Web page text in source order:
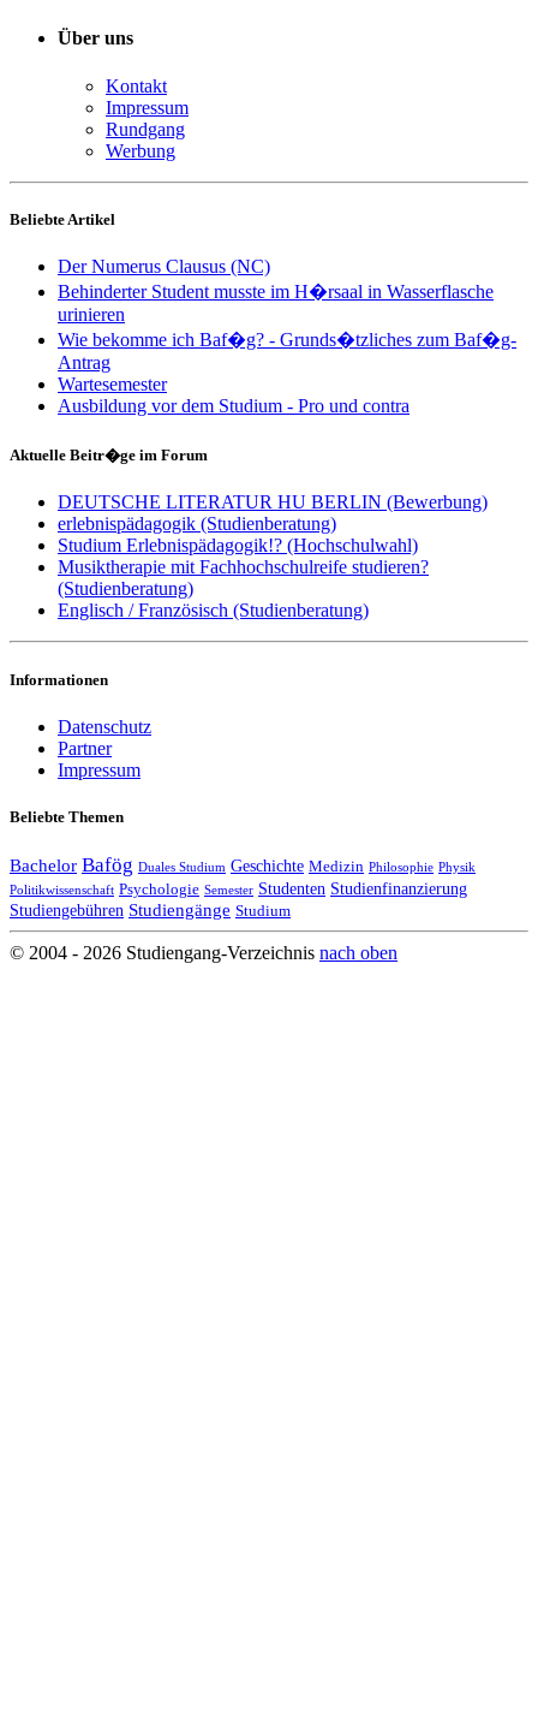
Über uns
Kontakt
Impressum
Rundgang
Werbung
Beliebte Artikel
Der Numerus Clausus (NC)
Behinderter Student musste im H�rsaal in Wasserflasche
urinieren
Wie bekomme ich Baf�g? - Grunds�tzliches zum Baf�g-
Antrag
Wartesemester
Ausbildung vor dem Studium - Pro und contra
Aktuelle Beitr�ge im Forum
DEUTSCHE LITERATUR HU BERLIN (Bewerbung)
erlebnispädagogik (Studienberatung)
Studium Erlebnispädagogik!? (Hochschulwahl)
Musiktherapie mit Fachhochschulreife studieren?
(Studienberatung)
Englisch / Französisch (Studienberatung)
Informationen
Datenschutz
Partner
Impressum
Beliebte Themen
Bachelor Bafög Duales Studium Geschichte Medizin Philosophie Physik
Politikwissenschaft Psychologie Semester Studenten Studienfinanzierung
Studiengebühren Studiengänge Studium
© 2004 - 2026 Studiengang-Verzeichnis nach oben